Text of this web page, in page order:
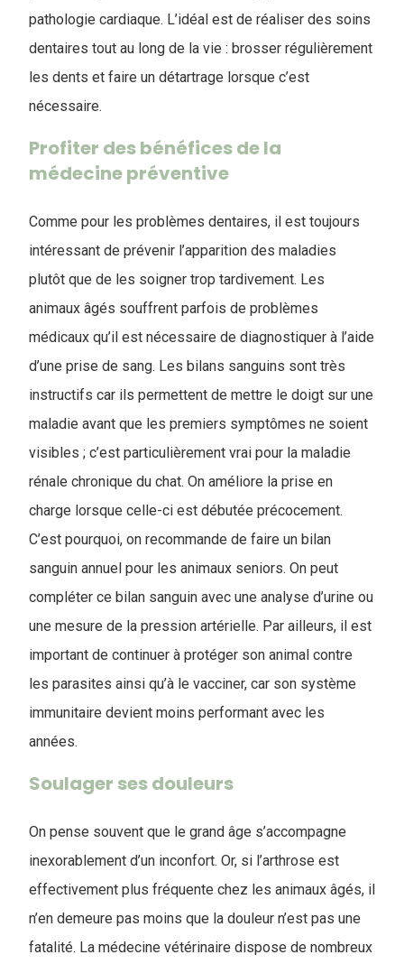
pathologie cardiaque. L’idéal est de réaliser des soins
dentaires tout au long de la vie : brosser régulièrement
les dents et faire un détartrage lorsque c’est
nécessaire.
Profiter des bénéfices de la
médecine préventive
Comme pour les problèmes dentaires, il est toujours
intéressant de prévenir l’apparition des maladies
plutôt que de les soigner trop tardivement. Les
animaux âgés souffrent parfois de problèmes
médicaux qu’il est nécessaire de diagnostiquer à l’aide
d’une prise de sang. Les bilans sanguins sont très
instructifs car ils permettent de mettre le doigt sur une
maladie avant que les premiers symptômes ne soient
visibles ; c’est particulièrement vrai pour la maladie
rénale chronique du chat. On améliore la prise en
charge lorsque celle-ci est débutée précocement.
C’est pourquoi, on recommande de faire un bilan
sanguin annuel pour les animaux seniors. On peut
compléter ce bilan sanguin avec une analyse d’urine ou
une mesure de la pression artérielle. Par ailleurs, il est
important de continuer à protéger son animal contre
les parasites ainsi qu’à le vacciner, car son système
immunitaire devient moins performant avec les
années.
Soulager ses douleurs
On pense souvent que le grand âge s’accompagne
inexorablement d’un inconfort. Or, si l’arthrose est
effectivement plus fréquente chez les animaux âgés, il
n’en demeure pas moins que la douleur n’est pas une
fatalité. La médecine vétérinaire dispose de nombreux